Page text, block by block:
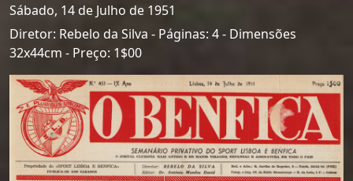
Sábado, 14 de Julho de 1951
Diretor: Rebelo da Silva - Páginas: 4 - Dimensões
32x44cm - Preço: 1$00